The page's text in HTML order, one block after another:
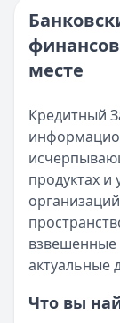
Город:
Дата:28
Нужны были
Ожидания
Организация:
Город:Казань
Дата:28
ДОМ.РФ Банк
Быстро
Рейтинг:5
Организация:
Город:Санкт-
Взяла кредит в
месте
Кредитный
продуктах и
актуальные
Что вы